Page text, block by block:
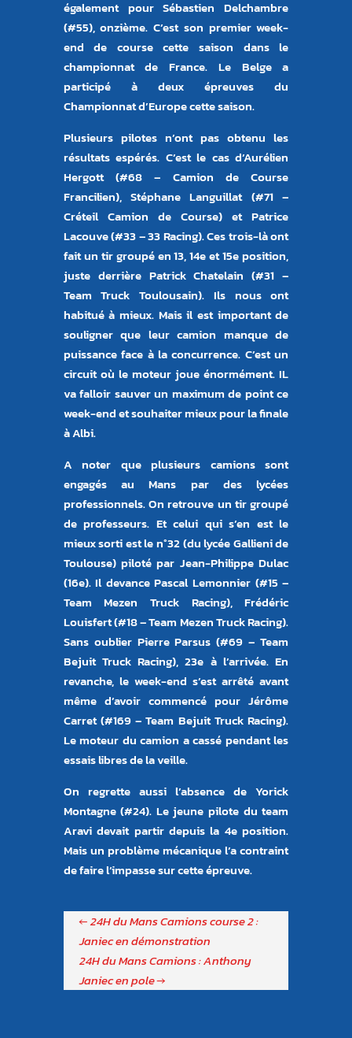
également pour Sébastien Delchambre
(#55), onzième. C’est son premier week-
end de course cette saison dans le
championnat de France. Le Belge a
participé à deux épreuves du
Championnat d’Europe cette saison.
Plusieurs pilotes n’ont pas obtenu les
résultats espérés. C’est le cas d’Aurélien
Hergott (#68 – Camion de Course
Francilien), Stéphane Languillat (#71 –
Créteil Camion de Course) et Patrice
Lacouve (#33 – 33 Racing). Ces trois-là ont
fait un tir groupé en 13, 14e et 15e position,
juste derrière Patrick Chatelain (#31 –
Team Truck Toulousain). Ils nous ont
habitué à mieux. Mais il est important de
souligner que leur camion manque de
puissance face à la concurrence. C’est un
circuit où le moteur joue énormément. IL
va falloir sauver un maximum de point ce
week-end et souhaiter mieux pour la finale
à Albi.
A noter que plusieurs camions sont
engagés au Mans par des lycées
professionnels. On retrouve un tir groupé
de professeurs. Et celui qui s’en est le
mieux sorti est le n°32 (du lycée Gallieni de
Toulouse) piloté par Jean-Philippe Dulac
(16e). Il devance Pascal Lemonnier (#15 –
Team Mezen Truck Racing), Frédéric
Louisfert (#18 – Team Mezen Truck Racing).
Sans oublier Pierre Parsus (#69 – Team
Bejuit Truck Racing), 23e à l’arrivée. En
revanche, le week-end s’est arrêté avant
même d’avoir commencé pour Jérôme
Carret (#169 – Team Bejuit Truck Racing).
Le moteur du camion a cassé pendant les
essais libres de la veille.
On regrette aussi l’absence de Yorick
Montagne (#24). Le jeune pilote du team
Aravi devait partir depuis la 4e position.
Mais un problème mécanique l’a contraint
de faire l’impasse sur cette épreuve.
←24H du Mans Camions course 2 :
Janiec en démonstration
24H du Mans Camions : Anthony
Janiec en pole→